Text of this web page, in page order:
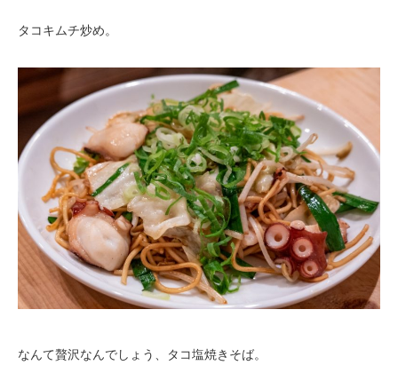
タコキムチ炒め。
なんて贅沢なんでしょう、タコ塩焼きそば。